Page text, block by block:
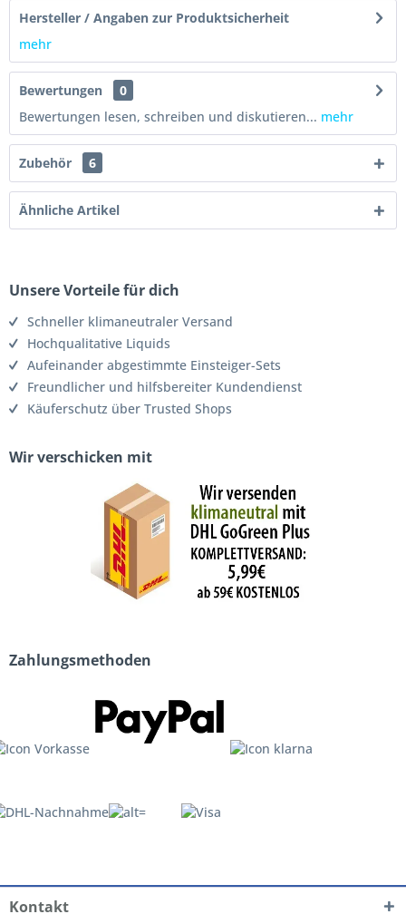
Hersteller / Angaben zur Produktsicherheit
mehr
Bewertungen
0
Bewertungen lesen, schreiben und diskutieren... mehr
Zubehör 6
Ähnliche Artikel
Unsere Vorteile für dich
Schneller klimaneutraler Versand
Hochqualitative Liquids
Aufeinander abgestimmte Einsteiger-Sets
Freundlicher und hilfsbereiter Kundendienst
Käuferschutz über Trusted Shops
Wir verschicken mit
Zahlungsmethoden
Kontakt